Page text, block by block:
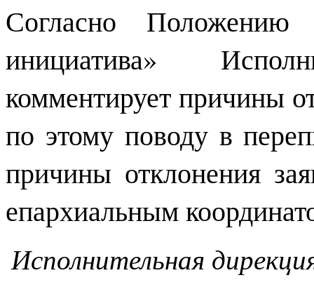
Согласно Положению
инициатива»
комментирует причины
по этому поводу в
причины отклонения
епархиальным
Исполнительная